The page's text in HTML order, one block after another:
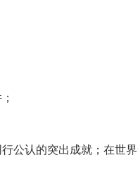
公认的突出成就；在世